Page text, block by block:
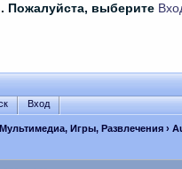
Пожалуйста, выберите
Вход
Мультимедиа, Игры, Развлечения›